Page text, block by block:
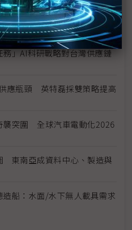
鐘會談 將政治阻力化為英特
」AI科研戰略對台灣供應鏈
應瓶頸 英特磊採雙策略提高
襲突圍 全球汽車電動化2026
東南亞成資料中心、製造與
船：水面/水下無人載具需求